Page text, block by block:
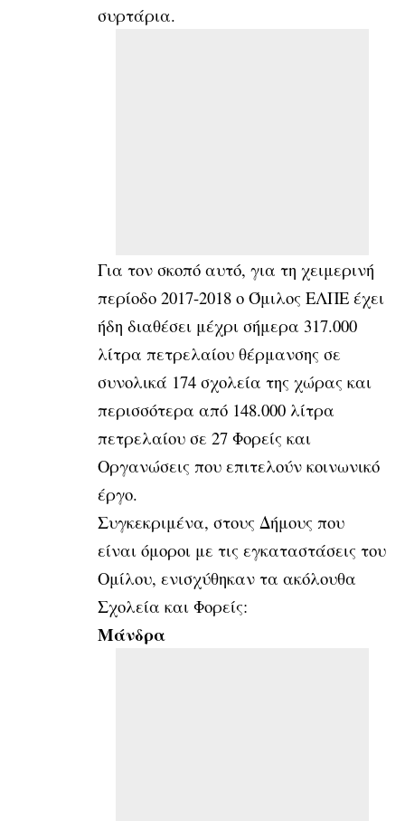
συρτάρια.
Για τον σκοπό αυτό, για τη χειμερινή
περίοδο 2017-2018 ο Όμιλος ΕΛΠΕ έχει
ήδη διαθέσει μέχρι σήμερα 317.000
λίτρα πετρελαίου θέρμανσης σε
συνολικά 174 σχολεία της χώρας και
περισσότερα από 148.000 λίτρα
πετρελαίου σε 27 Φορείς και
Οργανώσεις που επιτελούν κοινωνικό
έργο.
Συγκεκριμένα, στους Δήμους που
είναι όμοροι με τις εγκαταστάσεις του
Ομίλου, ενισχύθηκαν τα ακόλουθα
Σχολεία και Φορείς:
Μάνδρα